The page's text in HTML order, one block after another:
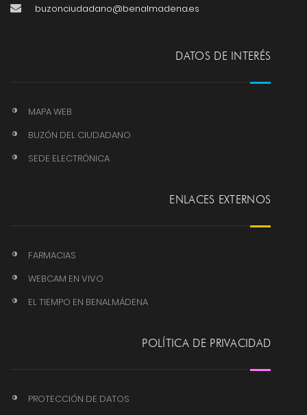
buzonciudadano@benalmadena.es
DATOS DE INTERÉS
MAPA WEB
BUZÓN DEL CIUDADANO
SEDE ELECTRÓNICA
ENLACES EXTERNOS
FARMACIAS
WEBCAM EN VIVO
EL TIEMPO EN BENALMÁDENA
POLÍTICA DE PRIVACIDAD
PROTECCIÓN DE DATOS